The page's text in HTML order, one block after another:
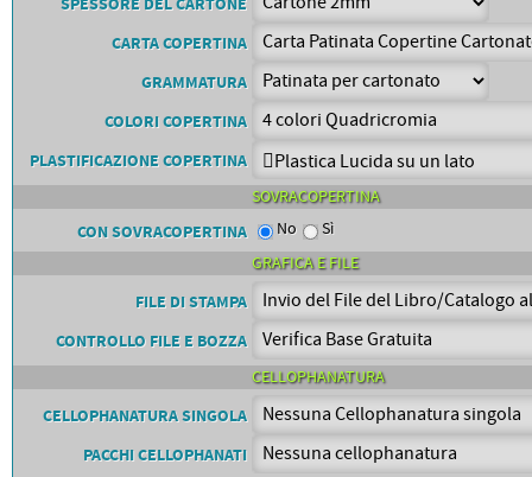
PETTORALI NUMERI DA
PETTORALI CON NOME ATLETA
SPESSORE DEL CARTONE
CARTA COPERTINA
GRAMMATURA
COLORI COPERTINA
PLASTIFICAZIONE COPERTINA
SOVRACOPERTINA
CON SOVRACOPERTINA No
Sì
GRAFICA E FILE
FILE DI STAMPA
CONTROLLO FILE E BOZZA
CELLOPHANATURA
CELLOPHANATURA SINGOLA
PACCHI CELLOPHANATI